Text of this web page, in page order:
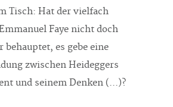
Tisch: Hat der vielfach
Faye nicht doch
behauptet, es gebe eine
zwischen Heideggers
und seinem Denken (...)?